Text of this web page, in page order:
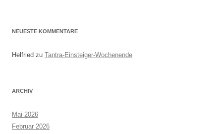
NEUESTE KOMMENTARE
Helfried zu Tantra-Einsteiger-Wochenende
ARCHIV
Mai 2026
Februar 2026